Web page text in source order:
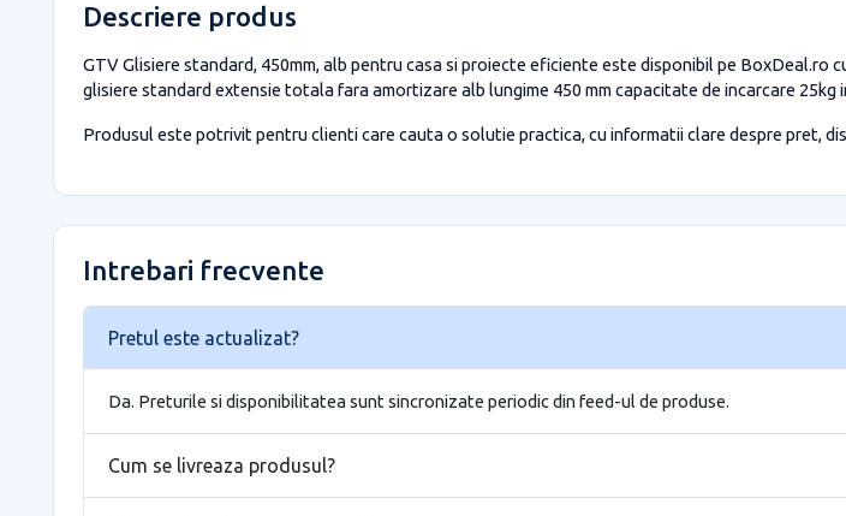
Descriere produs
GTV Glisiere standard, 450mm, alb pentru casa si proiecte eficiente este disponibil pe
glisiere standard extensie totala fara amortizare alb lungime 450 mm capacitate de incarcare 25kg
Produsul este potrivit pentru clienti care cauta o solutie practica, cu informatii clare despre pret,
Intrebari frecvente
Pretul este actualizat?
Da. Preturile si disponibilitatea sunt sincronizate periodic din feed-ul de produse.
Cum se livreaza produsul?